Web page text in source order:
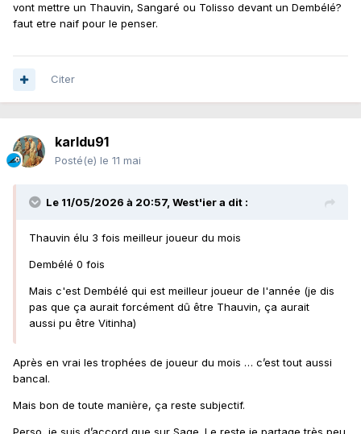
vont mettre un Thauvin, Sangaré ou Tolisso devant un Dembélé?
faut etre naif pour le penser.
Citer
karldu91
Posté(e) le 11 mai
Le 11/05/2026 à 20:57, West'iera dit :
Thauvin élu 3 fois meilleur joueur du mois
Dembélé 0 fois
Mais c'est Dembélé qui est meilleur joueur de l'année (je dis
pas que ça aurait forcément dû être Thauvin, ça aurait
aussi pu être Vitinha)
Après en vrai les trophées de joueur du mois … c’est tout aussi
bancal.
Mais bon de toute manière, ça reste subjectif.